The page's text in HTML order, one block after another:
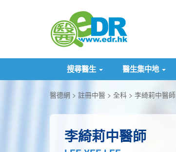
搜尋醫生 醫生集中地
醫德網 註冊中醫 全科 李綺莉中醫師
李綺莉中醫師